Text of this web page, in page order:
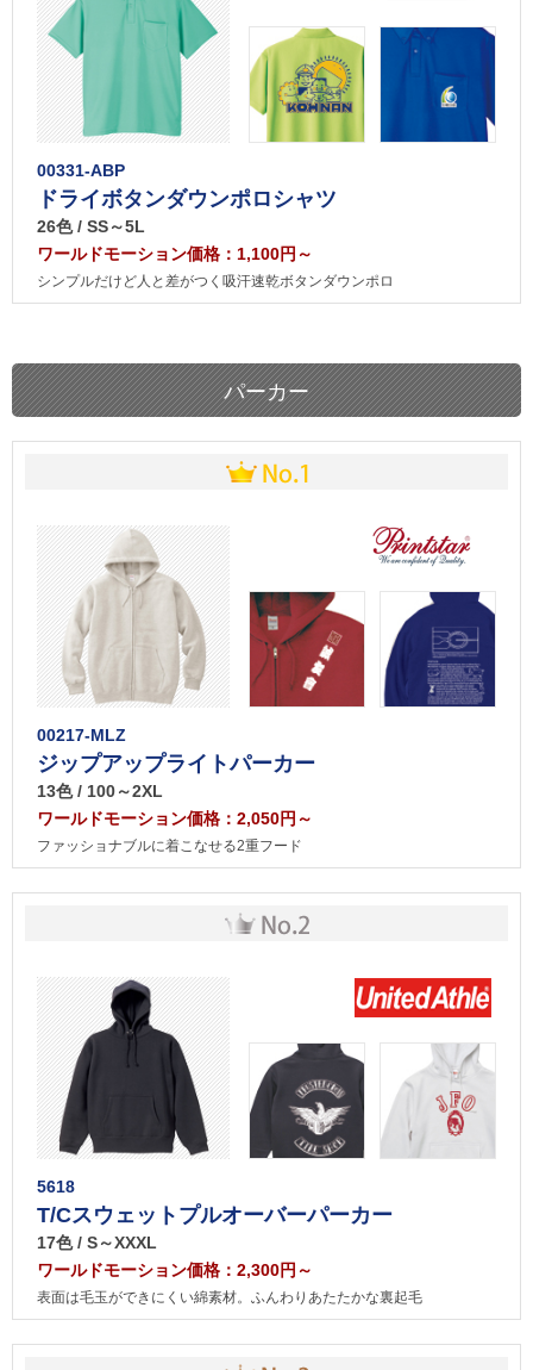
00331-ABP
ドライボタンダウンポロシャツ
26色 / SS～5L
ワールドモーション価格：1,100円～
シンプルだけど人と差がつく吸汗速乾ボタンダウンポロ
パーカー
00217-MLZ
ジップアップライトパーカー
13色 / 100～2XL
ワールドモーション価格：2,050円～
ファッショナブルに着こなせる2重フード
5618
T/Cスウェットプルオーバーパーカー
17色 / S～XXXL
ワールドモーション価格：2,300円～
表面は毛玉ができにくい綿素材。ふんわりあたたかな裏起毛